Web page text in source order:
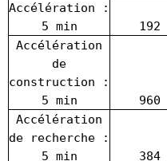
Accélération :
5 min
192
Accélération
de
construction :
5 min
960
Accélération
de recherche :
5 min
384